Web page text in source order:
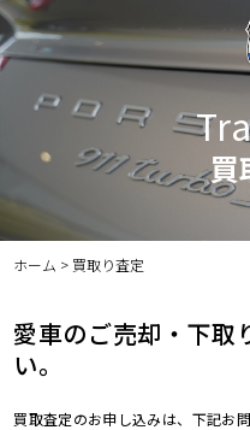
買
ホーム > 買取り査定
愛車のご売却・下取
い。
買取査定のお申し込みは、下記お